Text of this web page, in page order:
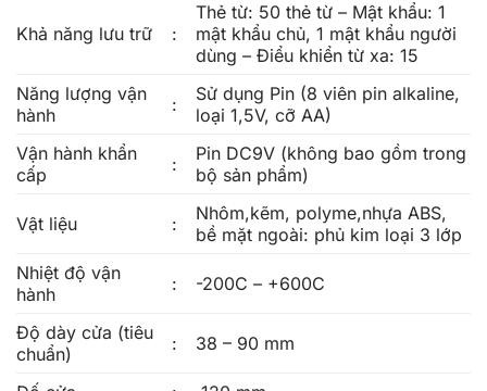
Khả năng lưu trữ :
Thẻ từ: 50 thẻ từ – Mật khẩu: 1
mật khẩu chủ, 1 mật khẩu người
dùng – Điểu khiển từ xa: 15
Năng lượng vận
hành
:
Sử dụng Pin (8 viên pin alkaline,
loại 1,5V, cỡ AA)
Vận hành khẩn
cấp
:
Pin DC9V (không bao gồm trong
bộ sản phẩm)
Vật liệu :
Nhôm,kẽm, polyme,nhựa ABS,
bề mặt ngoài: phủ kim loại 3 lớp
Nhiệt độ vận
hành
: -200C – +600C
Độ dày cửa (tiêu
chuẩn)
: 38 – 90 mm